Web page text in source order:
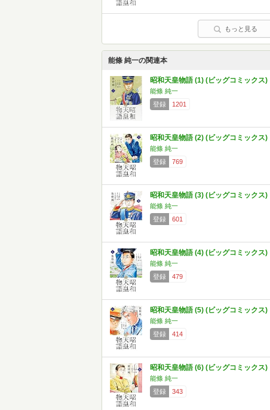
もっと見る
能條 純一の関連本
昭和天皇物語 (1) (ビッグコミックス)
能條 純一
登録
1201
昭和天皇物語 (2) (ビッグコミックス)
能條 純一
登録
769
昭和天皇物語 (3) (ビッグコミックス)
能條 純一
登録
601
昭和天皇物語 (4) (ビッグコミックス)
能條 純一
登録
479
昭和天皇物語 (5) (ビッグコミックス)
能條 純一
登録
414
昭和天皇物語 (6) (ビッグコミックス)
能條 純一
登録
343